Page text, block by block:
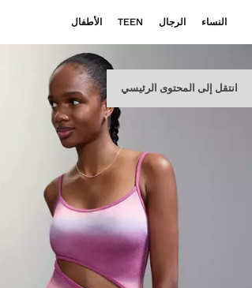
انتقل إلى المحتوى الرئيسي
النساء الرجال TEEN الأطفال